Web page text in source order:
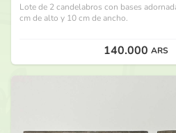
Lote de 2 candelabros con bases
cm de alto y 10 cm de ancho.
140.000 ARS